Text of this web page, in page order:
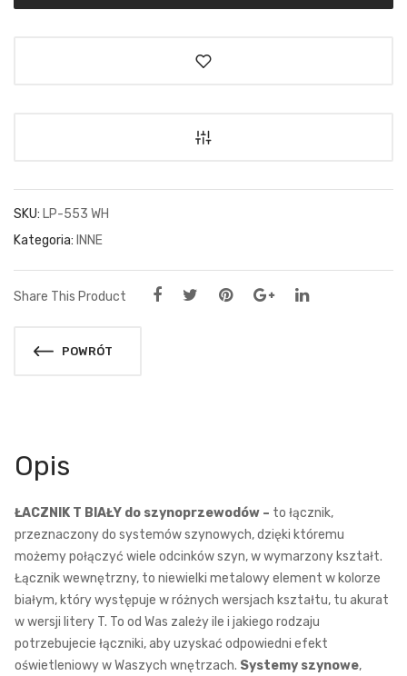
SKU: LP-553 WH
Kategoria: INNE
Share This Product
POWRÓT
Opis
ŁACZNIK T BIAŁY do szynoprzewodów – to łącznik,
przeznaczony do systemów szynowych, dzięki któremu
możemy połączyć wiele odcinków szyn, w wymarzony kształt.
Łącznik wewnętrzny, to niewielki metalowy element w kolorze
białym, który występuje w różnych wersjach kształtu, tu akurat
w wersji litery T. To od Was zależy ile i jakiego rodzaju
potrzebujecie łączniki, aby uzyskać odpowiedni efekt
oświetleniowy w Waszych wnętrzach. Systemy szynowe,